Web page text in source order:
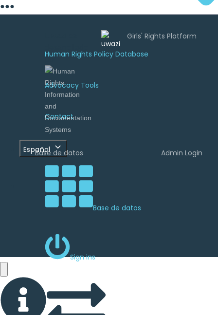
Human Rights Policy Database
Advocacy Tools
Contact
Español
Base de datos
Sign ins
●●●
por
Base de datos Admin Login